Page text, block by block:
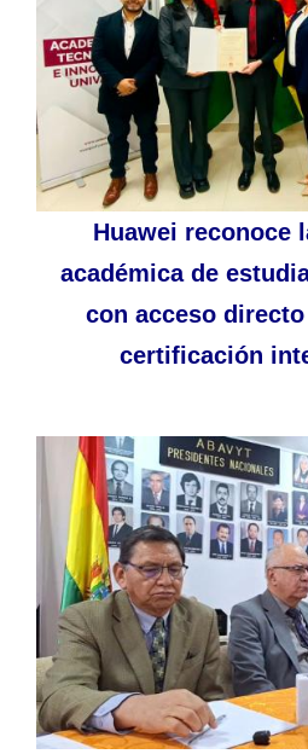
Huawei reconoce
académica de
con acceso
certificación